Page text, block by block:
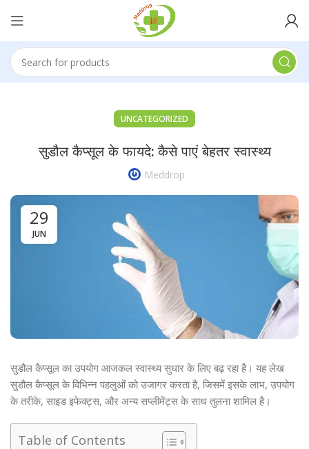
UNCATEGORIZED
सुडौल कैप्सूल के फायदे: कैसे पाएं बेहतर स्वास्थ्य
Meddrop
29
JUN
सुडौल कैप्सूल का उपयोग आजकल स्वास्थ्य सुधार के लिए बढ़ रहा है। यह लेख
सुडौल कैप्सूल के विभिन्न पहलुओं को उजागर करता है, जिसमें इसके लाभ, उपयोग
के तरीके, साइड इफेक्ट्स, और अन्य सप्लीमेंट्स के साथ तुलना शामिल है।
Table of Contents